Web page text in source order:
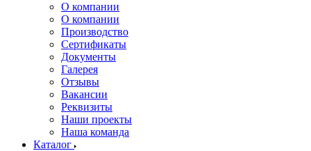
О компании
О компании
Производство
Сертификаты
Документы
Галерея
Отзывы
Вакансии
Реквизиты
Наши проекты
Наша команда
Каталог